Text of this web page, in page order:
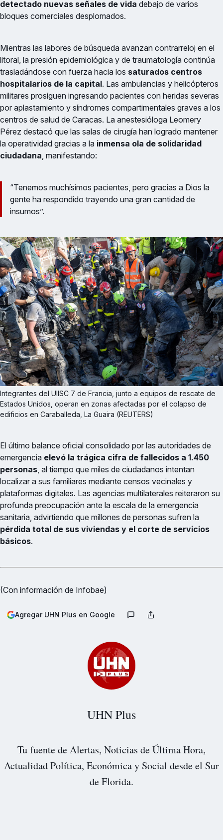
detectado nuevas señales de vida debajo de varios
bloques comerciales desplomados.
Mientras las labores de búsqueda avanzan contrarreloj en el
litoral, la presión epidemiológica y de traumatología continúa
trasladándose con fuerza hacia los saturados centros
hospitalarios de la capital. Las ambulancias y helicópteros
militares prosiguen ingresando pacientes con heridas severas
por aplastamiento y síndromes compartimentales graves a los
centros de salud de Caracas. La anestesióloga Leomery
Pérez destacó que las salas de cirugía han logrado mantener
la operatividad gracias a la inmensa ola de solidaridad
ciudadana , manifestando:
“Tenemos muchísimos pacientes, pero gracias a Dios la
gente ha respondido trayendo una gran cantidad de
insumos”.
Integrantes del UIISC 7 de Francia, junto a equipos de rescate de
Estados Unidos, operan en zonas afectadas por el colapso de
edificios en Caraballeda, La Guaira (REUTERS)
El último balance oficial consolidado por las autoridades de
emergencia elevó la trágica cifra de fallecidos a 1.450
personas , al tiempo que miles de ciudadanos intentan
localizar a sus familiares mediante censos vecinales y
plataformas digitales. Las agencias multilaterales reiteraron su
profunda preocupación ante la escala de la emergencia
sanitaria, advirtiendo que millones de personas sufren la
pérdida total de sus viviendas y el corte de servicios
básicos.
(Con información de Infobae)
Agregar UHN Plus en Google
UHN Plus
Tu fuente de Alertas, Noticias de Última Hora,
Actualidad Política, Económica y Social desde el Sur
de Florida.